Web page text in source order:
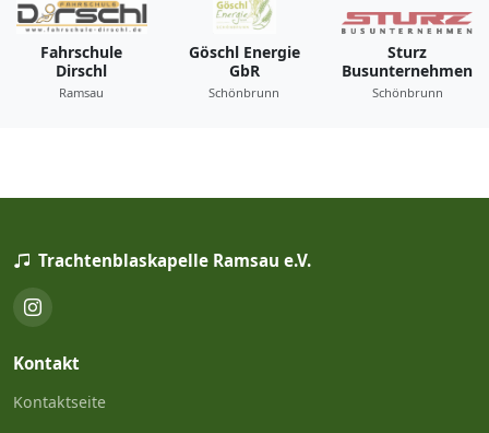
Fahrschule
Dirschl
Ramsau
Göschl Energie
GbR
Schönbrunn
Sturz
Busunternehmen
Schönbrunn
Trachtenblaskapelle Ramsau e.V.
Kontakt
Kontaktseite